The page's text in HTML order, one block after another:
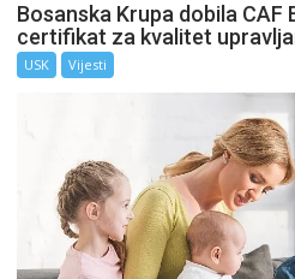
Bosanska Krupa dobila CAF
certifikat za kvalitet
USK Vijesti